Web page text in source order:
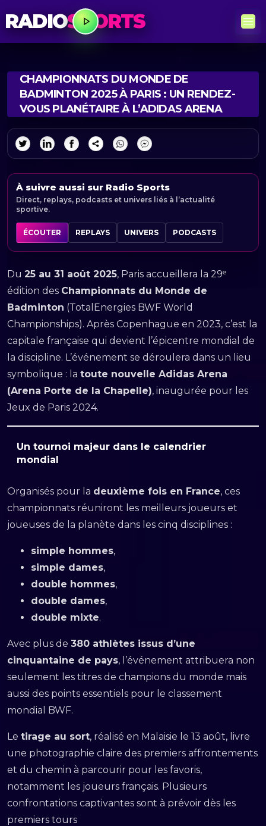
RADIOSPORTS
CHAMPIONNATS DU MONDE DE
BADMINTON 2025 À PARIS : UN RENDEZ-
VOUS PLANÉTAIRE À L’ADIDAS ARENA
À suivre aussi sur Radio Sports
Direct, replays, podcasts et univers liés à l’actualité
sportive.
ÉCOUTER REPLAYS UNIVERS PODCASTS
Du 25 au 31 août 2025, Paris accueillera la 29ᵉ
édition des Championnats du Monde de
Badminton (TotalEnergies BWF World
Championships). Après Copenhague en 2023, c’est la
capitale française qui devient l’épicentre mondial de
la discipline. L’événement se déroulera dans un lieu
symbolique : la toute nouvelle Adidas Arena
(Arena Porte de la Chapelle), inaugurée pour les
Jeux de Paris 2024.
Un tournoi majeur dans le calendrier
mondial
Organisés pour la deuxième fois en France, ces
championnats réuniront les meilleurs joueurs et
joueuses de la planète dans les cinq disciplines :
simple hommes,
simple dames,
double hommes,
double dames,
double mixte.
Avec plus de 380 athlètes issus d’une
cinquantaine de pays, l’événement attribuera non
seulement les titres de champions du monde mais
aussi des points essentiels pour le classement
mondial BWF.
Le tirage au sort, réalisé en Malaisie le 13 août, livre
une photographie claire des premiers affrontements
et du chemin à parcourir pour les favoris,
notamment les joueurs français. Plusieurs
confrontations captivantes sont à prévoir dès les
premiers tours